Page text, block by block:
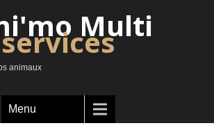
Multi
services
animaux
Menu